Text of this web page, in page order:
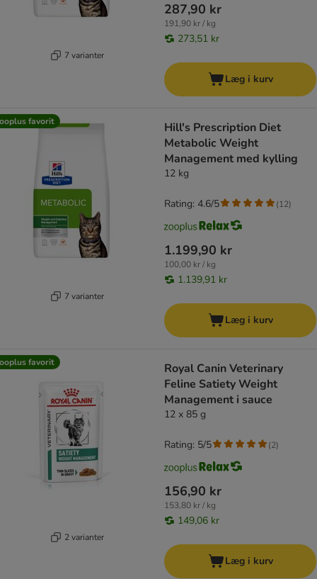
7 varianter
287,90 kr
191,90 kr / kg
273,51 kr
Læg i kurv
favorit
7 varianter
Hill's Prescription Diet
Metabolic Weight
Management med kylling
12 kg
1.199,90 kr
100,00 kr / kg
1.139,91 kr
Rating: 4.6/5 (12)
Læg i kurv
favorit
2 varianter
Royal Canin Veterinary
Feline Satiety Weight
Management i sauce
12 x 85 g
156,90 kr
153,80 kr / kg
149,06 kr
Rating: 5/5 (2)
Læg i kurv